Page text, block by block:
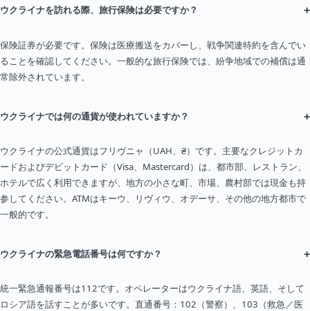
ウクライナを訪れる際、旅行保険は必要ですか？ +
保険証券が必要です。保険は医療搬送をカバーし、戦争関連特約を含んでい
ることを確認してください。一般的な旅行保険では、紛争地域での補償は通
常除外されています。
ウクライナでは何の通貨が使われていますか？ +
ウクライナの公式通貨はフリヴニャ（UAH、₴）です。主要なクレジットカ
ードおよびデビットカード（Visa、Mastercard）は、都市部、レストラン、
ホテルで広く利用できますが、地方の小さな町、市場、農村部では現金も持
参してください。ATMはキーウ、リヴィウ、オデーサ、その他の地方都市で
一般的です。
ウクライナの緊急電話番号は何ですか？ +
統一緊急通報番号は112です。オペレーターはウクライナ語、英語、そして
ロシア語を話すことが多いです。直通番号：102（警察）、103（救急／医